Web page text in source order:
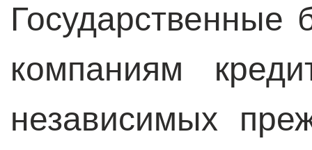
Государственные
компаниям
независимых